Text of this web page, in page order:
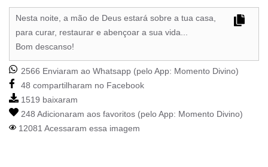
Nesta noite, a mão de Deus estará sobre a tua casa,
para curar, restaurar e abençoar a sua vida...
Bom descanso!
2566 Enviaram ao Whatsapp (pelo App: Momento Divino)
48 compartilharam no Facebook
1519 baixaram
248 Adicionaram aos favoritos (pelo App: Momento Divino)
12081 Acessaram essa imagem